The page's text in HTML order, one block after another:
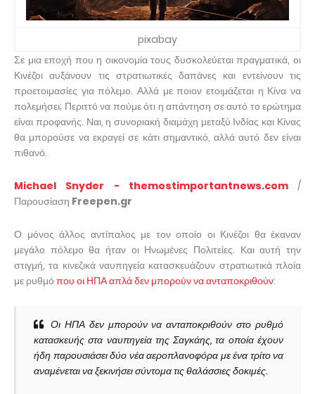
pixabay
Σε μια εποχή που η οικονομία τους δυσκολεύεται πραγματικά, οι
Κινέζοι αυξάνουν τις στρατιωτικές δαπάνες και εντείνουν τις
προετοιμασίες για πόλεμο. Αλλά με ποιον ετοιμάζεται η Κίνα να
πολεμήσει; Περιττό να πούμε ότι η απάντηση σε αυτό το ερώτημα
είναι προφανής. Ναι, η συνοριακή διαμάχη μεταξύ Ινδίας και Κίνας
θα μπορούσε να εκραγεί σε κάτι σημαντικό, αλλά αυτό δεν είναι
πιθανό.
Michael Snyder - themostimportantnews.com/
Παρουσίαση Freepen.gr
Ο μόνος άλλος αντίπαλος με τον οποίο οι Κινέζοι θα έκαναν
μεγάλο πόλεμο θα ήταν οι Ηνωμένες Πολιτείες. Και αυτή την
στιγμή, τα κινεζικά ναυπηγεία κατασκευάζουν στρατιωτικά πλοία
με ρυθμό που οι ΗΠΑ απλά δεν μπορούν να ανταποκριθούν:
Οι ΗΠΑ δεν μπορούν να ανταποκριθούν στο ρυθμό
κατασκευής στα ναυπηγεία της Σαγκάης, τα οποία έχουν
ήδη παρουσιάσει δύο νέα αεροπλανοφόρα με ένα τρίτο να
αναμένεται να ξεκινήσει σύντομα τις θαλάσσιες δοκιμές.